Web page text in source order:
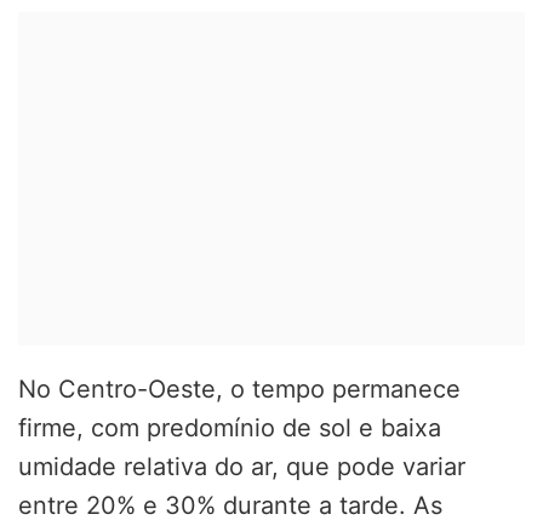
No Centro-Oeste, o tempo permanece
firme, com predomínio de sol e baixa
umidade relativa do ar, que pode variar
entre 20% e 30% durante a tarde. As